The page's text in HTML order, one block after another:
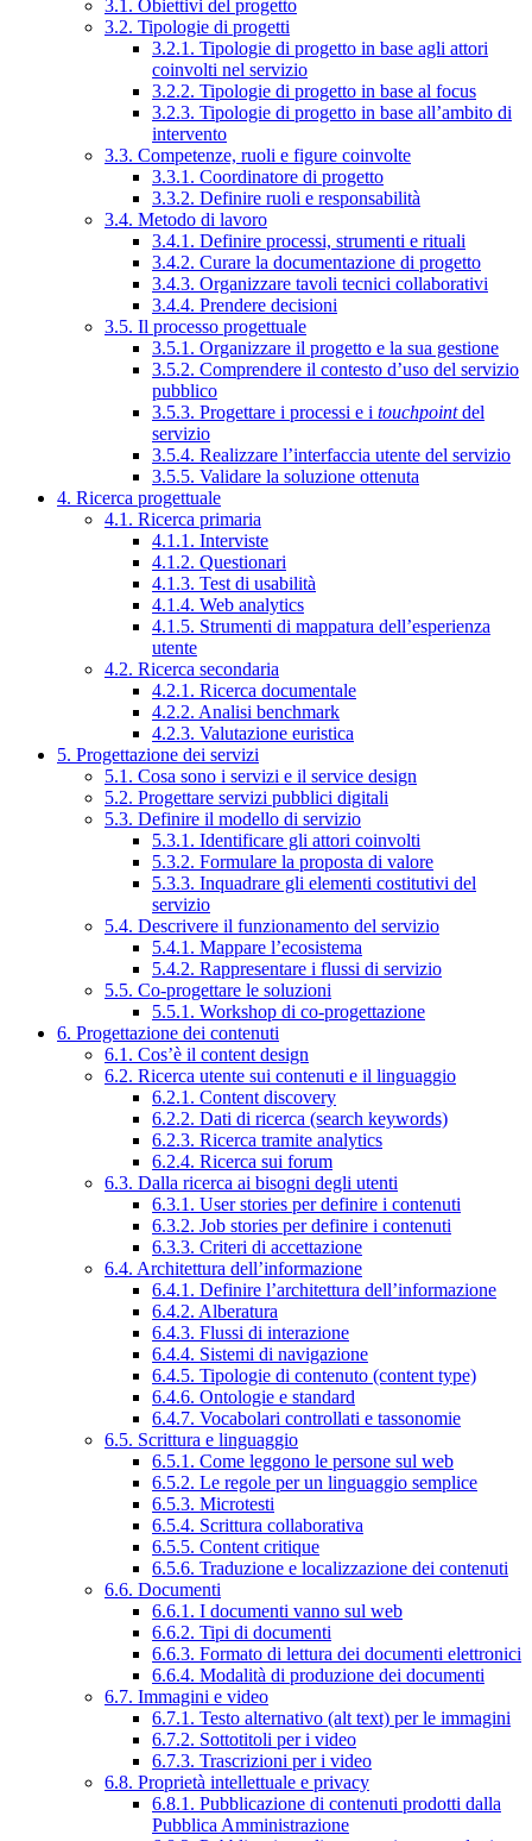
3.1. Obiettivi del progetto
3.2. Tipologie di progetti
3.2.1. Tipologie di progetto in base agli attori
coinvolti nel servizio
3.2.2. Tipologie di progetto in base al focus
3.2.3. Tipologie di progetto in base all’ambito di
intervento
3.3. Competenze, ruoli e figure coinvolte
3.3.1. Coordinatore di progetto
3.3.2. Definire ruoli e responsabilità
3.4. Metodo di lavoro
3.4.1. Definire processi, strumenti e rituali
3.4.2. Curare la documentazione di progetto
3.4.3. Organizzare tavoli tecnici collaborativi
3.4.4. Prendere decisioni
3.5. Il processo progettuale
3.5.1. Organizzare il progetto e la sua gestione
3.5.2. Comprendere il contesto d’uso del servizio
pubblico
3.5.3. Progettare i processi e i touchpointdel
servizio
3.5.4. Realizzare l’interfaccia utente del servizio
3.5.5. Validare la soluzione ottenuta
4. Ricerca progettuale
4.1. Ricerca primaria
4.1.1. Interviste
4.1.2. Questionari
4.1.3. Test di usabilità
4.1.4. Web analytics
4.1.5. Strumenti di mappatura dell’esperienza
utente
4.2. Ricerca secondaria
4.2.1. Ricerca documentale
4.2.2. Analisi benchmark
4.2.3. Valutazione euristica
5. Progettazione dei servizi
5.1. Cosa sono i servizi e il service design
5.2. Progettare servizi pubblici digitali
5.3. Definire il modello di servizio
5.3.1. Identificare gli attori coinvolti
5.3.2. Formulare la proposta di valore
5.3.3. Inquadrare gli elementi costitutivi del
servizio
5.4. Descrivere il funzionamento del servizio
5.4.1. Mappare l’ecosistema
5.4.2. Rappresentare i flussi di servizio
5.5. Co-progettare le soluzioni
5.5.1. Workshop di co-progettazione
6. Progettazione dei contenuti
6.1. Cos’è il content design
6.2. Ricerca utente sui contenuti e il linguaggio
6.2.1. Content discovery
6.2.2. Dati di ricerca (search keywords)
6.2.3. Ricerca tramite analytics
6.2.4. Ricerca sui forum
6.3. Dalla ricerca ai bisogni degli utenti
6.3.1. User stories per definire i contenuti
6.3.2. Job stories per definire i contenuti
6.3.3. Criteri di accettazione
6.4. Architettura dell’informazione
6.4.1. Definire l’architettura dell’informazione
6.4.2. Alberatura
6.4.3. Flussi di interazione
6.4.4. Sistemi di navigazione
6.4.5. Tipologie di contenuto (content type)
6.4.6. Ontologie e standard
6.4.7. Vocabolari controllati e tassonomie
6.5. Scrittura e linguaggio
6.5.1. Come leggono le persone sul web
6.5.2. Le regole per un linguaggio semplice
6.5.3. Microtesti
6.5.4. Scrittura collaborativa
6.5.5. Content critique
6.5.6. Traduzione e localizzazione dei contenuti
6.6. Documenti
6.6.1. I documenti vanno sul web
6.6.2. Tipi di documenti
6.6.3. Formato di lettura dei documenti elettronici
6.6.4. Modalità di produzione dei documenti
6.7. Immagini e video
6.7.1. Testo alternativo (alt text) per le immagini
6.7.2. Sottotitoli per i video
6.7.3. Trascrizioni per i video
6.8. Proprietà intellettuale e privacy
6.8.1. Pubblicazione di contenuti prodotti dalla
Pubblica Amministrazione